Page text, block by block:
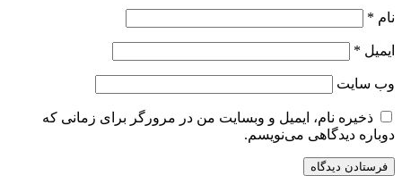
نام *
ایمیل *
وب‌ سایت
ذخیره نام، ایمیل و وبسایت من در مرورگر برای زمانی که
دوباره دیدگاهی می‌نویسم.